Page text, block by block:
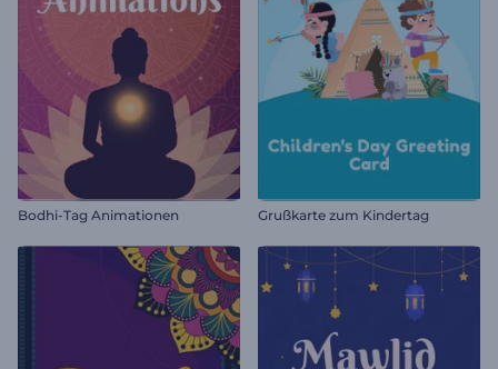
Bodhi-Tag Animationen Grußkarte zum Kindertag